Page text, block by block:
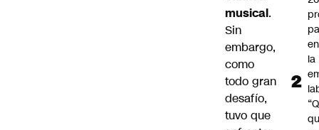
musical.
Sin
embargo,
como
todo gran
desafío,
tuvo que
la